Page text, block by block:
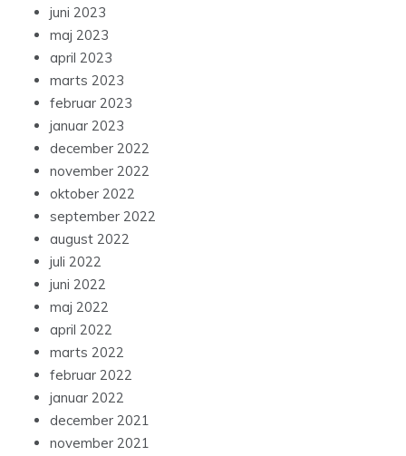
juni 2023
maj 2023
april 2023
marts 2023
februar 2023
januar 2023
december 2022
november 2022
oktober 2022
september 2022
august 2022
juli 2022
juni 2022
maj 2022
april 2022
marts 2022
februar 2022
januar 2022
december 2021
november 2021